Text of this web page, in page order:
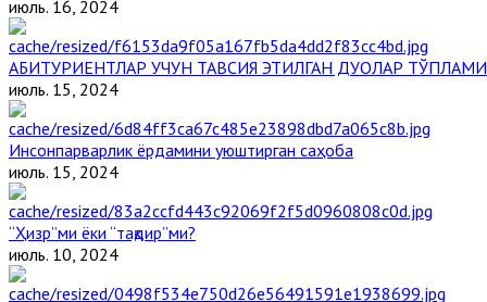
июль. 16, 2024
АБИТУРИЕНТЛАР УЧУН ТАВСИЯ ЭТИЛГАН ДУОЛАР ТЎПЛАМИ
июль. 15, 2024
Инсонпарварлик ёрдамини уюштирган саҳоба
июль. 15, 2024
“Ҳизр”ми ёки “тақдир”ми?
июль. 10, 2024